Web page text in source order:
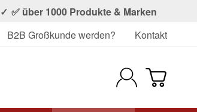
✅ über 1000 Produkte & Marken
B2B Großkunde werden? Kontakt